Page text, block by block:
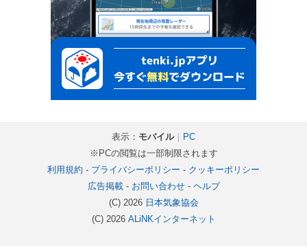
表示： モバイル｜ PC
※PCの閲覧は一部制限されます
利用規約 - プライバシーポリシー - クッキーポリシー
広告掲載- お問い合わせ- ヘルプ
(C) 2026 日本気象協会
(C) 2026 ALiNKインターネット